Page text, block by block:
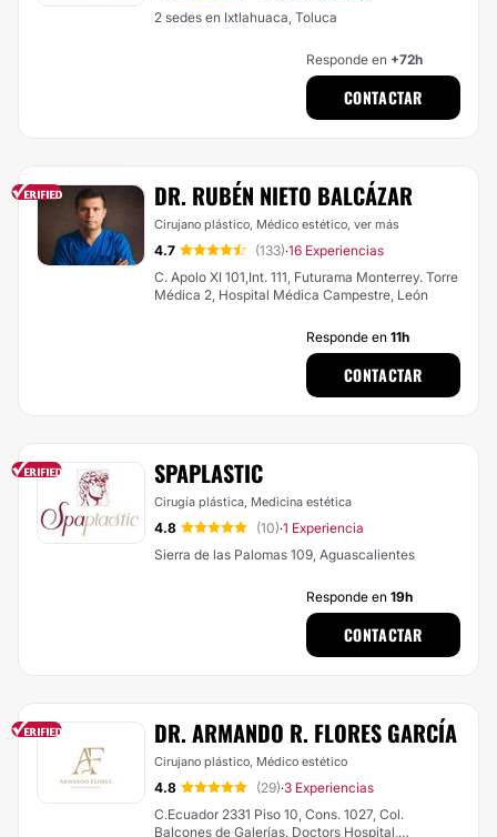
2 sedes en Ixtlahuaca, Toluca
Responde en +72h
CONTACTAR
DR. RUBÉN NIETO BALCÁZAR
Cirujano plástico, Médico estético, ver más
4.7 (133)·16 Experiencias
C. Apolo XI 101,Int. 111, Futurama Monterrey. Torre
Médica 2, Hospital Médica Campestre, León
Responde en 11h
CONTACTAR
SPAPLASTIC
Cirugía plástica, Medicina estética
4.8 (10)·1 Experiencia
Sierra de las Palomas 109, Aguascalientes
Responde en 19h
CONTACTAR
DR. ARMANDO R. FLORES GARCÍA
Cirujano plástico, Médico estético
4.8 (29)·3 Experiencias
C.Ecuador 2331 Piso 10, Cons. 1027, Col.
Balcones de Galerías. Doctors Hospital,